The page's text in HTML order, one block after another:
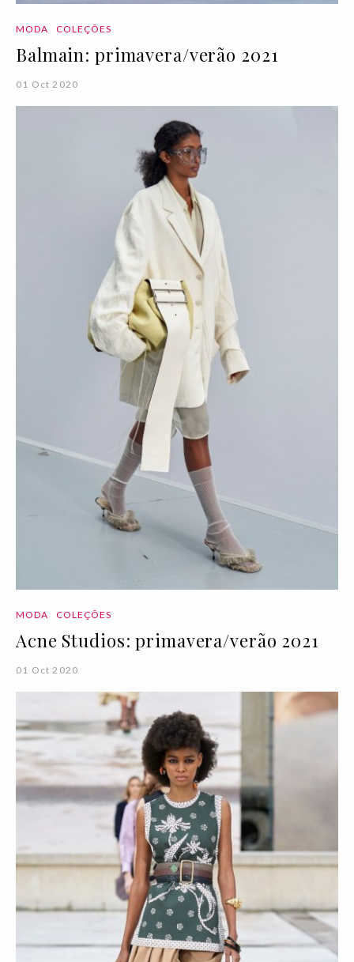
MODA COLEÇÕES
Balmain: primavera/verão 2021
01 Oct 2020
MODA COLEÇÕES
Acne Studios: primavera/verão 2021
01 Oct 2020